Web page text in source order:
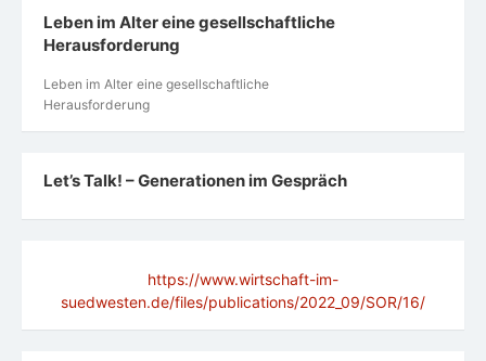
Leben im Alter eine gesellschaftliche
Herausforderung
Leben im Alter eine gesellschaftliche
Herausforderung
Let’s Talk! – Generationen im Gespräch
https://www.wirtschaft-im-
suedwesten.de/files/publications/2022_09/SOR/16/